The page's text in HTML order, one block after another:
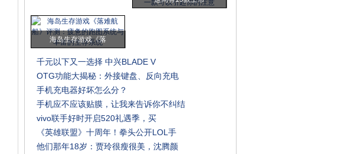
海岛生存游戏《落
千元以下又一选择 中兴BLADE V
OTG功能大揭秘：外接键盘、反向充电
手机充电器好坏怎么分？
手机应不应该贴膜，让我来告诉你不纠结
vivo联手好时开启520礼遇季，买
《英雄联盟》十周年！拳头公开LOL手
他们那年18岁：贾玲很瘦很美，沈腾颜